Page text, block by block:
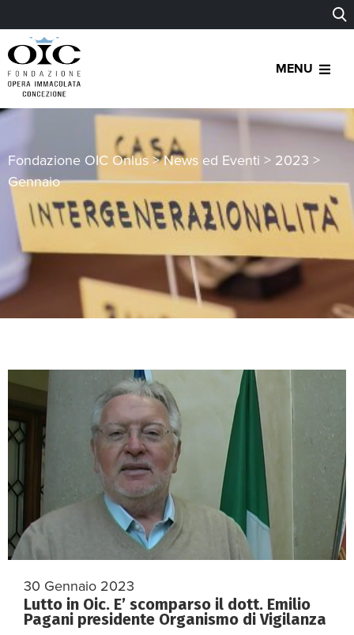
MENU
Fondazione OIC Onlus >News ed Eventi > 2023 >
Gennaio
30 Gennaio 2023
Lutto in Oic. E’ scomparso il dott. Emilio
Pagani presidente Organismo di Vigilanza